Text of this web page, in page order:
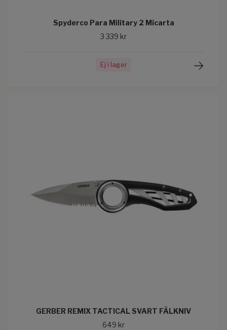
Spyderco Para Military 2 Micarta
3 339 kr
Ej i lager
GERBER REMIX TACTICAL SVART FÄLKNIV
649 kr